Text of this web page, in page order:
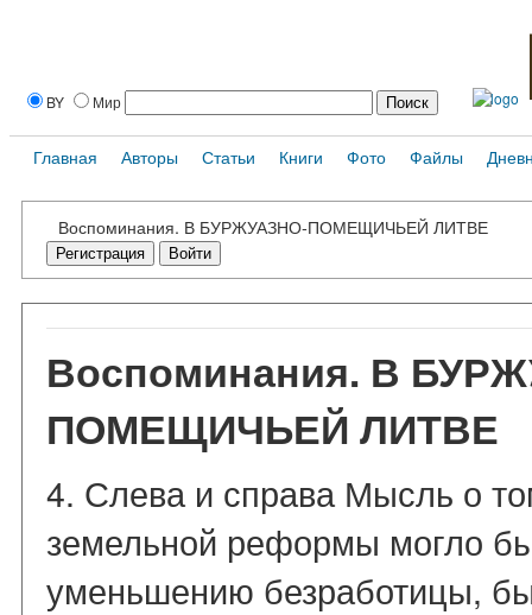
BY Мир
Главная Авторы Статьи Книги Фото Файлы
Воспоминания. В БУРЖУАЗНО-ПОМЕЩИЧЬЕЙ ЛИТВЕ
Регистрация Войти
Воспоминания. В
ПОМЕЩИЧЬЕЙ ЛИТВЕ
4. Слева и справа Мысль о
земельной реформы могло
уменьшению безработицы,